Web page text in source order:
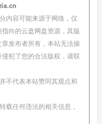
内容可能来源于网络，仅
向的云盘网盘资源，其版
发布者所有，本站无法操
犯了您的合法版权，请联
不代表本站赞同其观点和
载任何违法的相关信息，